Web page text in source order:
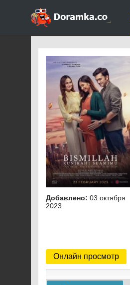
Добавлено: 03 октября
2023
Онлайн просмотр